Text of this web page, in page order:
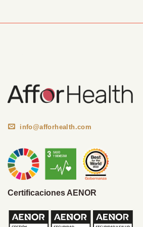
info@afforhealth.com
Certificaciones AENOR